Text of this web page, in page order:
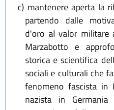
c) mantenere aperta la
partendo dalle
d'oro al valor militare
Marzabotto e
storica e scientifica
sociali e culturali che
fenomeno fascista in
nazista in